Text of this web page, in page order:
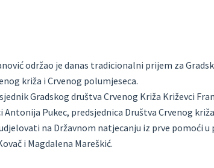
održao je danas tradicionalni prijem za
križa i Crvenog polumjeseca.
Gradskog društva Crvenog Križa Križevci
Antonija Pukec, predsjednica Društva Crvenog
na Državnom natjecanju iz prve pomoći u
i Magdalena Mareškić.